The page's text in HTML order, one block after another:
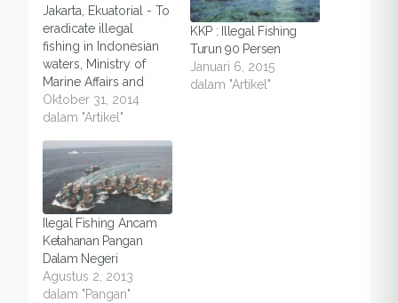
Jakarta, Ekuatorial - To
eradicate illegal
fishing in Indonesian
waters, Ministry of
Marine Affairs and
Fisheries will
implement monitoring
dubbed as VMS, said
a senior official, on
Friday (31/100, in
Jakarta. "With VMS
[Vessel Monitoring
System], we will be
able to track down
where ships go…
Oktober 31, 2014
dalam "Artikel"
KKP : Illegal Fishing
Turun 90 Persen
Januari 6, 2015
dalam "Artikel"
Ilegal Fishing Ancam
Ketahanan Pangan
Dalam Negeri
Agustus 2, 2013
dalam "Pangan"